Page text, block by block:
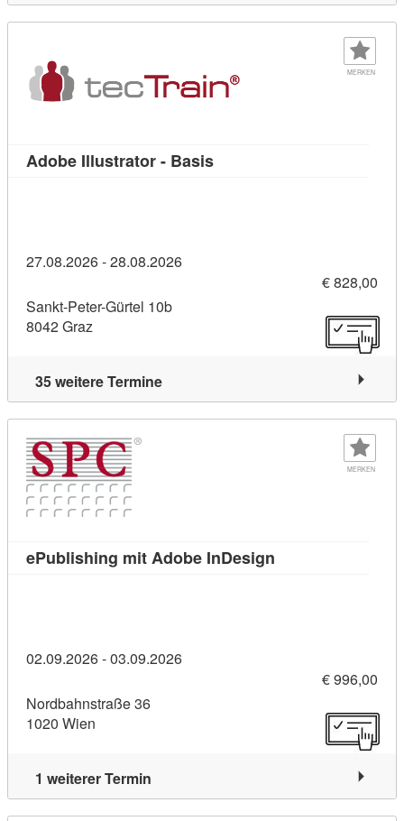
MERKEN
Adobe Illustrator - BasisKursdetail: Adobe
27.08.2026 - 28.08.2026
€ 828,00
Sankt-Peter-Gürtel 10b
8042 Graz
35 weitere Termine
MERKEN
ePublishing mit Adobe InDesign
02.09.2026 - 03.09.2026
€ 996,00
Nordbahnstraße 36
1020 Wien
1 weiterer Termin